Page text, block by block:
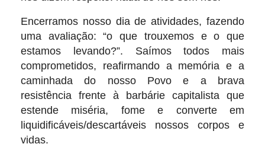
Encerramos nosso dia de atividades, fazendo
uma avaliação: “o que trouxemos e o que
estamos levando?”. Saímos todos mais
comprometidos, reafirmando a memória e a
caminhada do nosso Povo e a brava
resistência frente à barbárie capitalista que
estende miséria, fome e converte em
liquidificáveis/descartáveis nossos corpos e
vidas.